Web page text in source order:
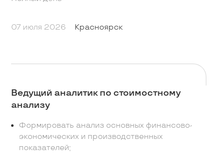
07 июля 2026 Красноярск
Ведущий аналитик по стоимостному
анализу
Формировать анализ основных финансово-
экономических и производственных
показателей;